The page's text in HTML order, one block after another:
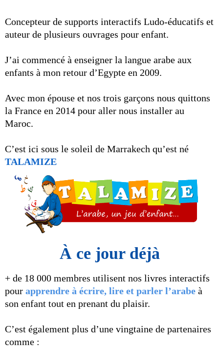
Concepteur de supports interactifs Ludo-éducatifs et
auteur de plusieurs ouvrages pour enfant.
J’ai commencé à enseigner la langue arabe aux
enfants à mon retour d’Egypte en 2009.
Avec mon épouse et nos trois garçons nous quittons
la France en 2014 pour aller nous installer au
Maroc.
C’est ici sous le soleil de Marrakech qu’est né
TALAMIZE
À ce jour déjà
+ de 18 000 membres utilisent nos livres interactifs
pour apprendre à écrire, lire et parler l’arabe à
son enfant tout en prenant du plaisir.
C’est également plus d’une vingtaine de partenaires
comme :